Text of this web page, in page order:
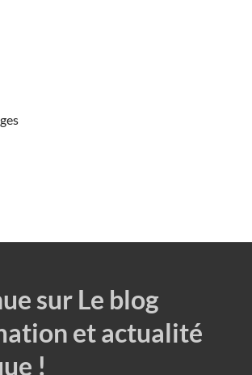
sur Le blog
et actualité
!